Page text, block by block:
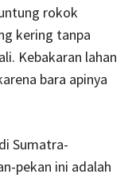
rokok
kering tanpa
Kebakaran lahan
bara apinya
Sumatra-
pekan ini adalah